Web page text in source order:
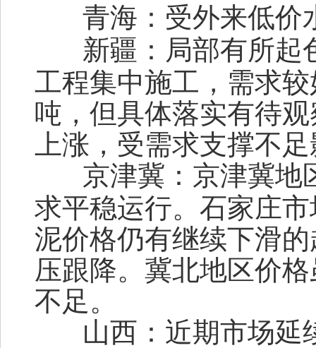
青海： 受外来低价
新疆： 局部有所起
工程集中施工，需求
吨，但具体落实有待
上涨，受需求支撑不
京津冀： 京津冀地
求平稳运行。石家庄
泥价格仍有继续下滑
压跟降。冀北地区价
不足。
山西： 近期市场延